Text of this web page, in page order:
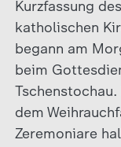
Kurzfassung
katholischen
begann am
beim
dem
Zeremoniare